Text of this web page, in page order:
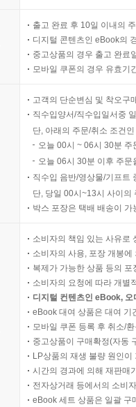
출고 완료 후 10일 이내의
디지털 콘텐츠인 eBook의
중고상품의 경우 출고 완료
모바일 쿠폰의 경우 유효기
고객의 단순변심 및 착오구
직수입양서/직수입일서중
단, 아래의 주문/취소 조건
오늘 00시 ~ 06시 30분
오늘 06시 30분 이후 주
직수입 음반/영상물/기프트
단, 당일 00시~13시 사이의
박스 포장은 택배 배송이
소비자의 책임 있는 사유로
소비자의 사용, 포장 개봉
복제가 가능한 상품 등의
소비자의 요청에 따라 개별
디지털 컨텐츠인 eBook,
eBook 대여 상품은 대여 기
모바일 쿠폰 등록 후 취소/
중고상품이 구매확정(자동
LP상품의 재생 불량 원인
시간의 경과에 의해 재판매
전자상거래 등에서의 소비
eBook 세트 상품은 일괄 구